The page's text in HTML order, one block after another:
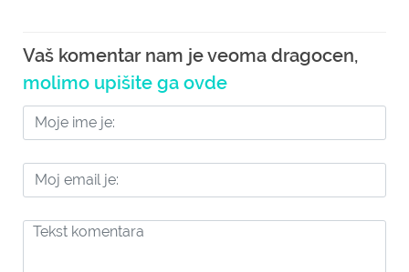
Vaš komentar nam je veoma dragocen,
molimo upišite ga ovde